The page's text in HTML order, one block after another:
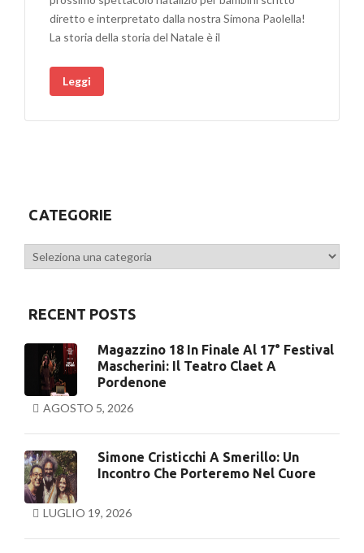
diretto e interpretato dalla nostra Simona Paolella!
La storia della storia del Natale è il
Leggi
CATEGORIE
Categorie
RECENT POSTS
Magazzino 18 In Finale Al 17° Festival
Mascherini: Il Teatro Claet A
Pordenone
AGOSTO 5, 2026
Simone Cristicchi A Smerillo: Un
Incontro Che Porteremo Nel Cuore
LUGLIO 19, 2026